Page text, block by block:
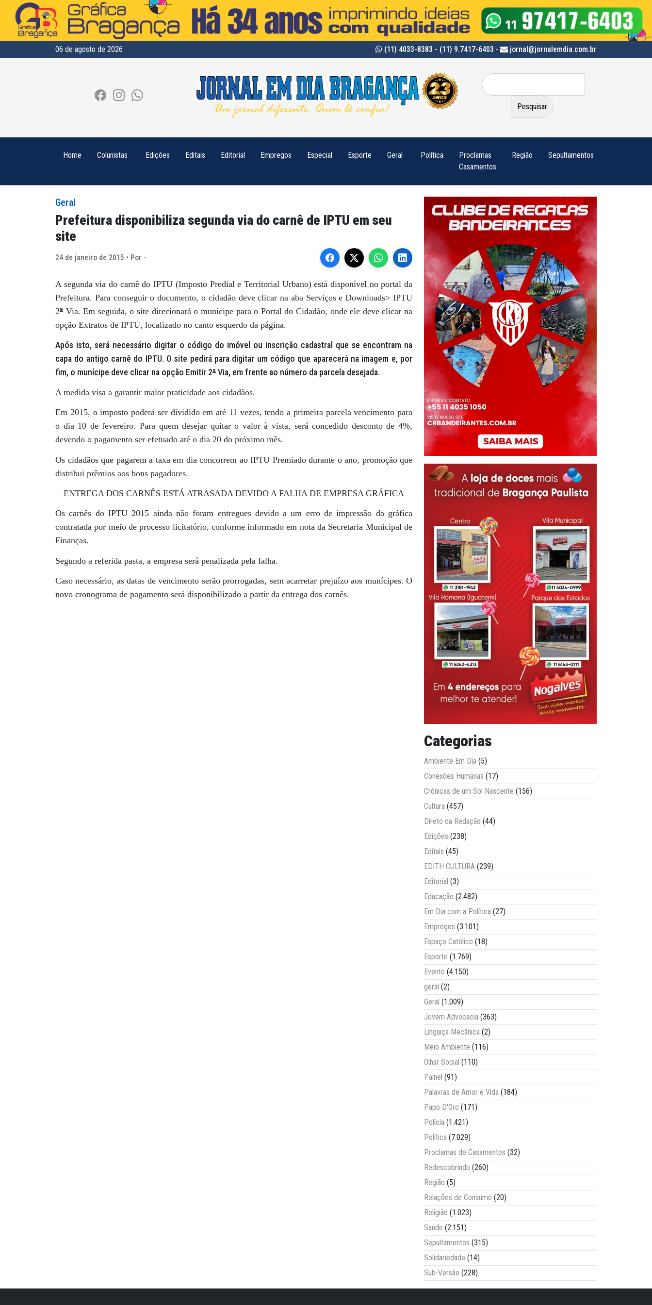
06 de agosto de 2026 (11) 4033-8383 - (11) 9.7417-6403 - jornal@jornalemdia.com.br
Pesquisar
por:
Home Colunistas Edições Editais Editorial Empregos Especial Esporte Geral Política
Proclamas
Casamentos
Região Sepultamentos
Geral
Prefeitura disponibiliza segunda via do carnê de IPTU em seu
site
24 de janeiro de 2015 • Por -
A segunda via do carnê do IPTU (Imposto Predial e Territorial Urbano) está disponível no portal da
Prefeitura. Para conseguir o documento, o cidadão deve clicar na aba Serviços e Downloads> IPTU
2ª Via. Em seguida, o site direcionará o munícipe para o Portal do Cidadão, onde ele deve clicar na
opção Extratos de IPTU, localizado no canto esquerdo da página.
Após isto, será necessário digitar o código do imóvel ou inscrição cadastral que se encontram na
capa do antigo carnê do IPTU. O site pedirá para digitar um código que aparecerá na imagem e, por
fim, o munícipe deve clicar na opção Emitir 2ªVia, em frente ao número da parcela desejada.
A medida visa a garantir maior praticidade aos cidadãos.
Em 2015, o imposto poderá ser dividido em até 11 vezes, tendo a primeira parcela vencimento para
o dia 10 de fevereiro. Para quem desejar quitar o valor à vista, será concedido desconto de 4%,
devendo o pagamento ser efetuado até o dia 20 do próximo mês.
Os cidadãos que pagarem a taxa em dia concorrem ao IPTU Premiado durante o ano, promoção que
distribui prêmios aos bons pagadores.
ENTREGA DOS CARNÊS ESTÁ ATRASADA DEVIDO A FALHA DE EMPRESA GRÁFICA
Os carnês do IPTU 2015 ainda não foram entregues devido a um erro de impressão da gráfica
contratada por meio de processo licitatório, conforme informado em nota da Secretaria Municipal de
Finanças.
Segundo a referida pasta, a empresa será penalizada pela falha.
Caso necessário, as datas de vencimento serão prorrogadas, sem acarretar prejuízo aos munícipes. O
novo cronograma de pagamento será disponibilizado a partir da entrega dos carnês.
Categorias
Ambiente Em Dia (5)
Conexões Humanas (17)
Crônicas de um Sol Nascente (156)
Cultura (457)
Direto da Redação (44)
Edições (238)
Editais (45)
EDITH CULTURA (239)
Editorial (3)
Educação (2.482)
Em Dia com a Política (27)
Empregos (3.101)
Espaço Católico (18)
Esporte (1.769)
Evento (4.150)
geral (2)
Geral (1.009)
Jovem Advocacia (363)
Linguiça Mecânica (2)
Meio Ambiente (116)
Olhar Social (110)
Painel (91)
Palavras de Amor e Vida (184)
Papo D'Oro (171)
Polícia (1.421)
Política (7.029)
Proclamas de Casamentos (32)
Redescobrindo (260)
Região (5)
Relações de Consumo (20)
Religião (1.023)
Saúde (2.151)
Sepultamentos (315)
Solidariedade (14)
Sub-Versão (228)